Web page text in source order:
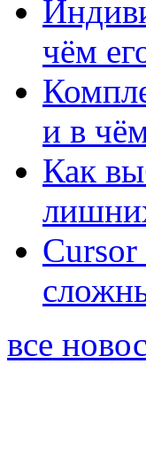
чём
и в
Как
Cursor
все